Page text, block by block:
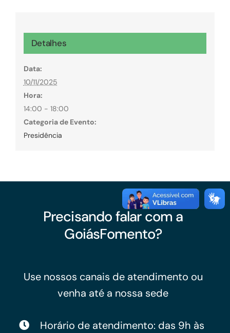
Detalhes
Data:
10/11/2025
Hora:
14:00 - 18:00
Categoria de Evento:
Presidência
Precisando falar com a
GoiásFomento?
Use nossos canais de atendimento ou
venha até a nossa sede
Horário de atendimento: das 9h às